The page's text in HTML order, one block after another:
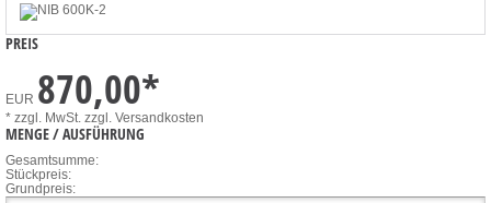
PREIS
EUR 870,00*
* zzgl. MwSt. zzgl. Versandkosten
MENGE / AUSFÜHRUNG
Gesamtsumme:
Stückpreis:
Grundpreis: